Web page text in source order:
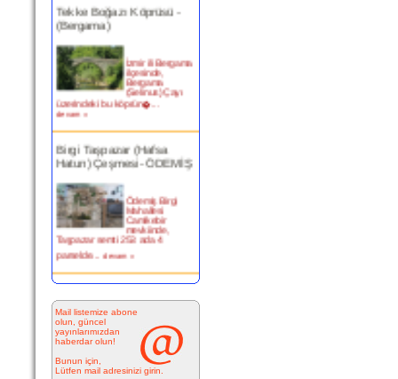
Tekke Boğazı Köprüsü -
(Bergama)
İzmir ili Bergama
ilçesinde,
Bergama
(Selinus) Çayı
üzerindeki bu köprün�...
devam »
Birgi Taşpazar (Hafsa
Hatun) Çeşmesi- ÖDEMİŞ
Ödemiş Birgi
Mahallesi
Camikebir
mevkiinde,
Taşpazar semti 253 ada 4
parselde...
Kitabesiz Çeşmeler 4-
ÇEŞME
Resimde
görülen çeşme
İnkilap Caddesi
üzerinde yer
alan çarşı
Mail listemize abone
olun, güncel
yayınlarımızdan
haberdar olun!
Bunun için,
Lütfen mail adresinizi girin.